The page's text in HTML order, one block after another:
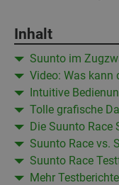
Inhalt
Suunto im
Video: Was kann
Intuitive
Tolle grafische
Die Suunto Race
Suunto Race vs.
Suunto Race
Mehr